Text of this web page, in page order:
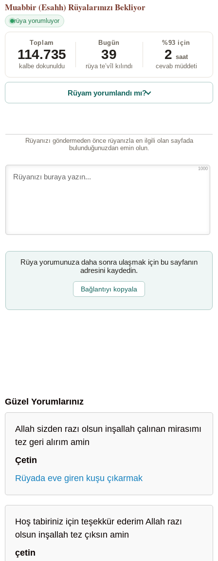
Muabbir (Esahh) Rüyalarınızı Bekliyor
rüya yorumluyor
Toplam
114.735
kalbe dokunuldu
Bugün
39
rüya te’vîl kılındı
%93 için
2 saat
cevab müddeti
Rüyam yorumlandı mı?
Rüyanızı göndermeden önce rüyanızla en ilgili olan sayfada
bulunduğunuzdan emin olun.
1000
Rüya yorumunuza daha sonra ulaşmak için bu sayfanın
adresini kaydedin.
Bağlantıyı kopyala
Güzel Yorumlarınız
Allah sizden razı olsun inşallah çalınan mirasımı
tez geri alırım amin
Çetin
Rüyada eve giren kuşu çıkarmak
Hoş tabiriniz için teşekkür ederim Allah razı
olsun inşallah tez çıksın amin
çetin